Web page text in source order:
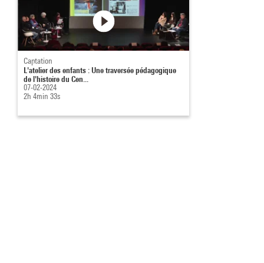
Captation
L'atelier des enfants : Une traversée pédagogique
de l'histoire du Cen...
07-02-2024
2h 4min 33s